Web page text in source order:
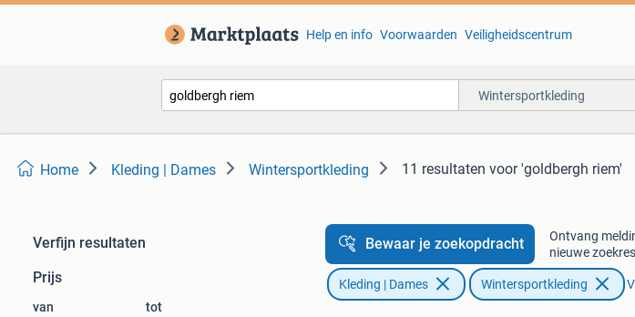
Help en info Voorwaarden Veiligheidscentrum
Wintersportkleding
Home Kleding | Dames Wintersportkleding 11 resultaten voor 'goldbergh riem'
Verfijn resultaten
Prijs
van tot
Bewaar je zoekopdracht
Ontvang
nieuwe
Kleding | Dames Wintersportkleding